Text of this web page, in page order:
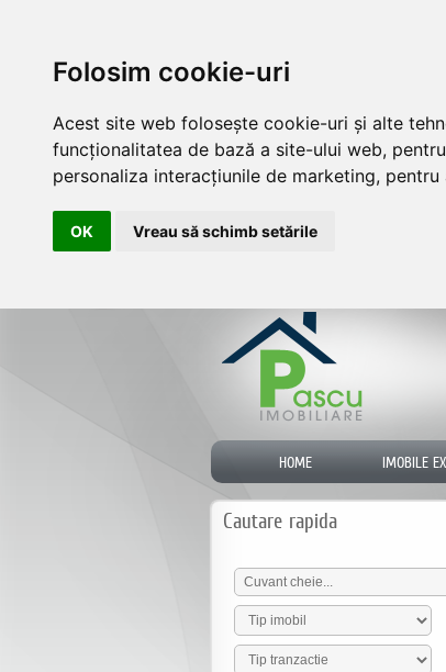
Folosim cookie-uri
Acest site web folosește cookie-uri și alte
funcționalitatea de bază a site-ului web,
personaliza interacțiunile de marketing, pentru
OK Vreau să schimb setările
HOME IMOBILE
Cautare rapida